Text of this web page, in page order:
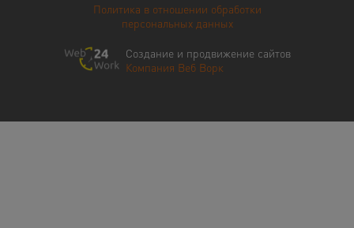
Политика в отношении обработки
персональных данных
Создание и продвижение сайтов
Компания Веб Ворк